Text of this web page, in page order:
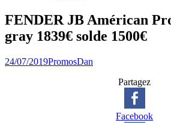
FENDER JB Américan
gray 1839€ solde 1500€
24/07/2019PromosDan
Partagez
Facebook